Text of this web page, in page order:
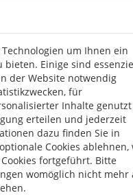
um Ihnen ein
Einige sind
der Website notwendig
für
Inhalte genutzt
erteilen und jederzeit
dazu finden Sie in
Cookies ablehnen,
fortgeführt. Bitte
womöglich nicht mehr